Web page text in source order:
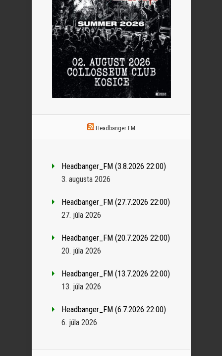
Headbanger FM
Headbanger_FM (3.8.2026 22:00)
3. augusta 2026
Headbanger_FM (27.7.2026 22:00)
27. júla 2026
Headbanger_FM (20.7.2026 22:00)
20. júla 2026
Headbanger_FM (13.7.2026 22:00)
13. júla 2026
Headbanger_FM (6.7.2026 22:00)
6. júla 2026